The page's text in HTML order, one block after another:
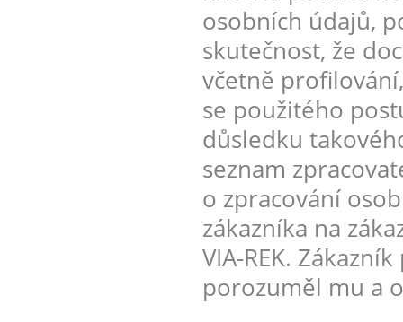
osobních údajů,
skutečnost, že
včetně
se použitého
důsledku
seznam
o zpracování
zákazníka na
VIA-REK.
porozuměl mu a